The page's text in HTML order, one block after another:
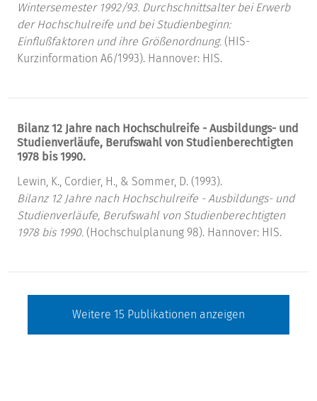
Wintersemester 1992/93. Durchschnittsalter bei Erwerb
der Hochschulreife und bei Studienbeginn:
Einflußfaktoren und ihre Größenordnung. (HIS-
Kurzinformation A6/1993). Hannover: HIS.
Bilanz 12 Jahre nach Hochschulreife - Ausbildungs- und
Studienverläufe, Berufswahl von Studienberechtigten
1978 bis 1990.
Lewin, K., Cordier, H., & Sommer, D. (1993).
Bilanz 12 Jahre nach Hochschulreife - Ausbildungs- und
Studienverläufe, Berufswahl von Studienberechtigten
1978 bis 1990. (Hochschulplanung 98). Hannover: HIS.
Weitere 15 Publikationen anzeigen